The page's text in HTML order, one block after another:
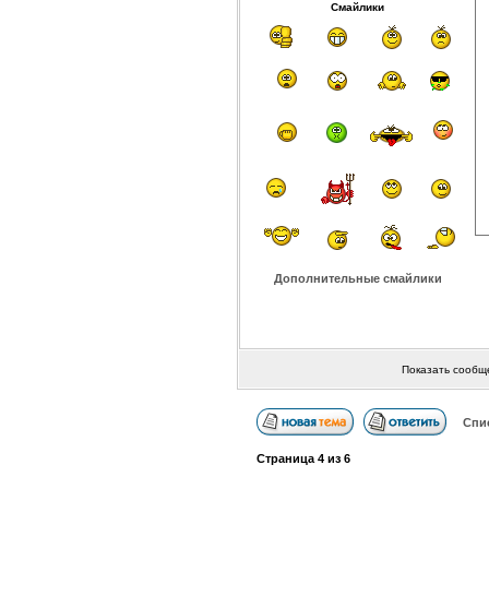
Смайлики
Дополнительные смайлики
Показать
Страница 4из 6